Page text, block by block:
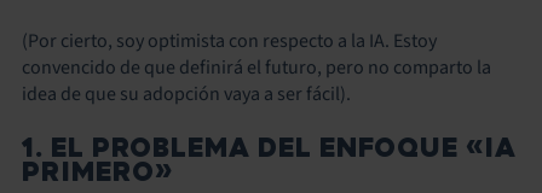
(Por cierto, soy optimista con respecto a la IA. Estoy
convencido de que definirá el futuro, pero no comparto la
idea de que su adopción vaya a ser fácil).
1. EL PROBLEMA DEL ENFOQUE «IA
PRIMERO»